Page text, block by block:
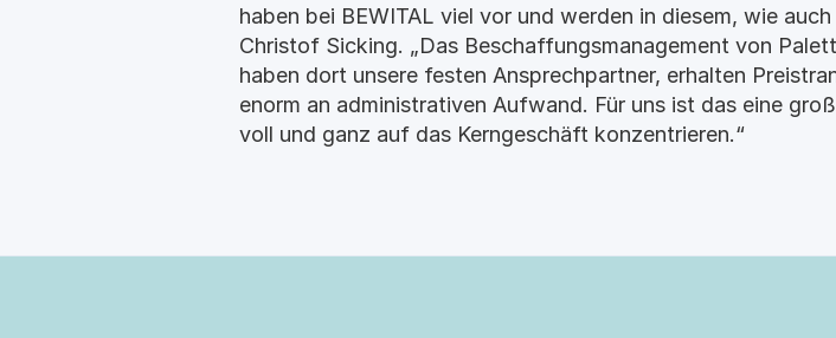
haben bei BEWITAL viel vor und werden in diesem, wie
Christof Sicking. „Das Beschaffungsmanagement von
haben dort unsere festen Ansprechpartner, erhalten
enorm an administrativen Aufwand. Für uns ist das eine
voll und ganz auf das Kerngeschäft konzentrieren.“